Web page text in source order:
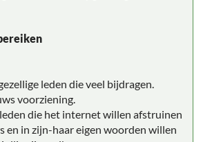
leden die veel bijdragen.
voorziening.
die het internet willen afstruinen
en in zijn-haar eigen woorden willen